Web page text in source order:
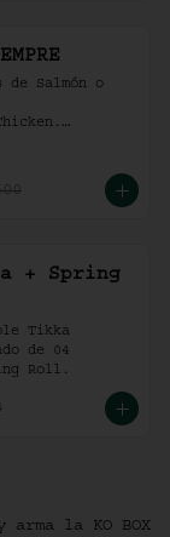
de Salmón o
+ Spring
Tikka
de 04
Roll.
la KO BOX